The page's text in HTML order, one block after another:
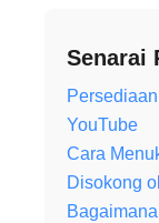
Senarai
YouTube
Cara
Disokong